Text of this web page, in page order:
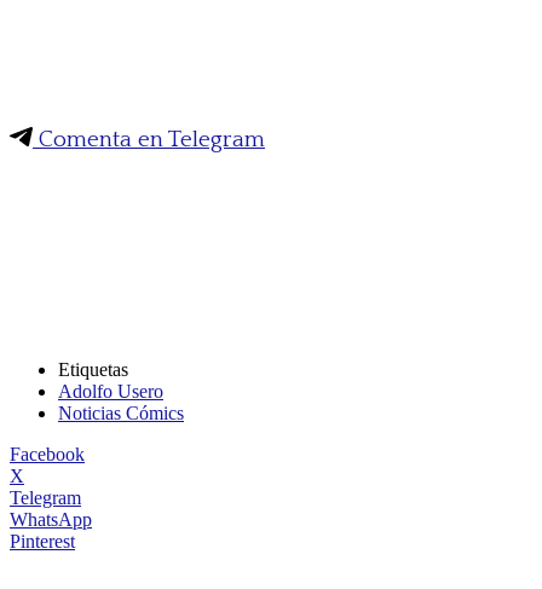
Comenta en Telegram
Etiquetas
Adolfo Usero
Noticias Cómics
Facebook
X
Telegram
WhatsApp
Pinterest